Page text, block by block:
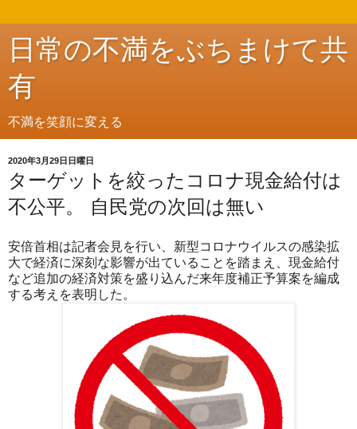
日常の不満をぶちまけて共
有
不満を笑顔に変える
2020年3月29日日曜日
ターゲットを絞ったコロナ現金給付は
不公平。 自民党の次回は無い
安倍首相は記者会見を行い、新型コロナウイルスの感染拡
大で経済に深刻な影響が出ていることを踏まえ、現金給付
など追加の経済対策を盛り込んだ来年度補正予算案を編成
する考えを表明した。